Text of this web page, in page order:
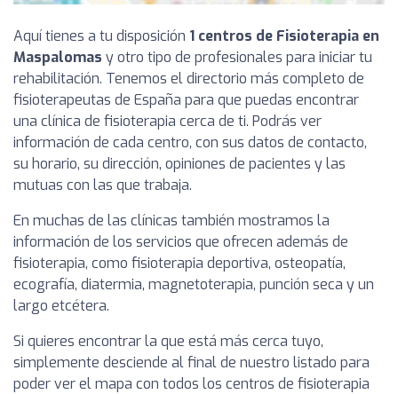
Aquí tienes a tu disposición 1 centros de Fisioterapia en
Maspalomas y otro tipo de profesionales para iniciar tu
rehabilitación. Tenemos el directorio más completo de
fisioterapeutas de España para que puedas encontrar
una clínica de fisioterapia cerca de ti. Podrás ver
información de cada centro, con sus datos de contacto,
su horario, su dirección, opiniones de pacientes y las
mutuas con las que trabaja.
En muchas de las clínicas también mostramos la
información de los servicios que ofrecen además de
fisioterapia, como fisioterapia deportiva, osteopatía,
ecografía, diatermia, magnetoterapia, punción seca y un
largo etcétera.
Si quieres encontrar la que está más cerca tuyo,
simplemente desciende al final de nuestro listado para
poder ver el mapa con todos los centros de fisioterapia